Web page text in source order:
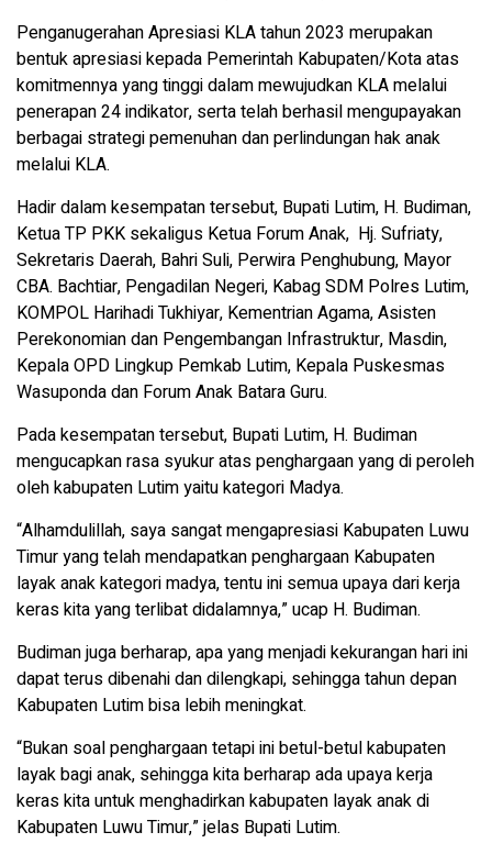
Penganugerahan Apresiasi KLA tahun 2023 merupakan
bentuk apresiasi kepada Pemerintah Kabupaten/Kota atas
komitmennya yang tinggi dalam mewujudkan KLA melalui
penerapan 24 indikator, serta telah berhasil mengupayakan
berbagai strategi pemenuhan dan perlindungan hak anak
melalui KLA.
Hadir dalam kesempatan tersebut, Bupati Lutim, H. Budiman,
Ketua TP PKK sekaligus Ketua Forum Anak, Hj. Sufriaty,
Sekretaris Daerah, Bahri Suli, Perwira Penghubung, Mayor
CBA. Bachtiar, Pengadilan Negeri, Kabag SDM Polres Lutim,
KOMPOL Harihadi Tukhiyar, Kementrian Agama, Asisten
Perekonomian dan Pengembangan Infrastruktur, Masdin,
Kepala OPD Lingkup Pemkab Lutim, Kepala Puskesmas
Wasuponda dan Forum Anak Batara Guru.
Pada kesempatan tersebut, Bupati Lutim, H. Budiman
mengucapkan rasa syukur atas penghargaan yang di peroleh
oleh kabupaten Lutim yaitu kategori Madya.
“Alhamdulillah, saya sangat mengapresiasi Kabupaten Luwu
Timur yang telah mendapatkan penghargaan Kabupaten
layak anak kategori madya, tentu ini semua upaya dari kerja
keras kita yang terlibat didalamnya,” ucap H. Budiman.
Budiman juga berharap, apa yang menjadi kekurangan hari ini
dapat terus dibenahi dan dilengkapi, sehingga tahun depan
Kabupaten Lutim bisa lebih meningkat.
“Bukan soal penghargaan tetapi ini betul-betul kabupaten
layak bagi anak, sehingga kita berharap ada upaya kerja
keras kita untuk menghadirkan kabupaten layak anak di
Kabupaten Luwu Timur,” jelas Bupati Lutim.